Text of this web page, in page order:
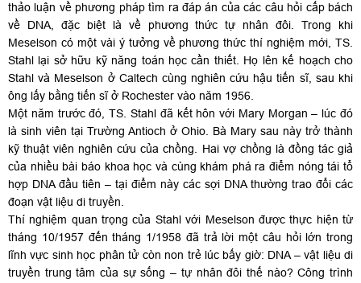
thảo luận về phương pháp tìm ra đáp án của các câu hỏi cấp bách
về DNA, đặc biệt là về phương thức tự nhân đôi. Trong khi
Meselson có một vài ý tưởng về phương thức thí nghiệm mới, TS.
Stahl lại sở hữu kỹ năng toán học cần thiết. Họ lên kế hoạch cho
Stahl và Meselson ở Caltech cùng nghiên cứu hậu tiến sĩ, sau khi
ông lấy bằng tiến sĩ ở Rochester vào năm 1956.
Một năm trước đó, TS. Stahl đã kết hôn với Mary Morgan – lúc đó
là sinh viên tại Trường Antioch ở Ohio. Bà Mary sau này trở thành
kỹ thuật viên nghiên cứu của chồng. Hai vợ chồng là đồng tác giả
của nhiều bài báo khoa học và cùng khám phá ra điểm nóng tái tổ
hợp DNA đầu tiên – tại điểm này các sợi DNA thường trao đổi các
đoạn vật liệu di truyền.
Thí nghiệm quan trọng của Stahl với Meselson được thực hiện từ
tháng 10/1957 đến tháng 1/1958 đã trả lời một câu hỏi lớn trong
lĩnh vực sinh học phân tử còn non trẻ lúc bấy giờ: DNA – vật liệu di
truyền trung tâm của sự sống – tự nhân đôi thế nào? Công trình